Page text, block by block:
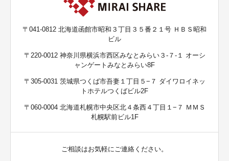
〒041-0812 北海道函館市昭和３丁目３５番２１号 ＨＢＳ昭和
ビル
〒220-0012 神奈川県横浜市西区みなとみらい３-７-１ オーシ
ャンゲートみなとみらい8F
〒305-0031 茨城県つくば市吾妻１丁目５−７ ダイワロイネッ
トホテルつくばビル2F
〒060-0004 北海道札幌市中央区北４条西４丁目１−７ ＭＭＳ
札幌駅前ビル1F
ご相談はお気軽にご連絡ください。